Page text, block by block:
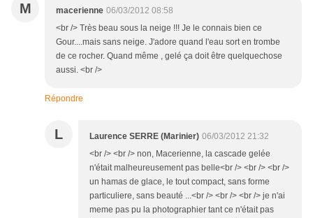
M macerienne 06/03/2012 08:58
<br /> Très beau sous la neige !!! Je le connais bien ce
Gour....mais sans neige. J'adore quand l'eau sort en trombe
de ce rocher. Quand même , gelé ça doit être quelquechose
aussi. <br />
Répondre
L Laurence SERRE (Marinier) 06/03/2012 21:32
<br /> <br /> non, Macerienne, la cascade gelée
n'était malheureusement pas belle<br /> <br /> <br />
un hamas de glace, le tout compact, sans forme
particuliere, sans beauté ...<br /> <br /> <br /> je n'ai
meme pas pu la photographier tant ce n'était pas